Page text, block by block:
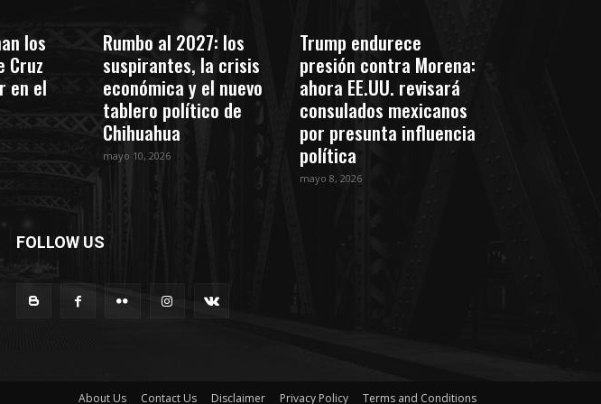
los
Cruz
en el
Rumbo al 2027: los
suspirantes, la crisis
económica y el nuevo
tablero político de
Chihuahua
mayo 10, 2026
Trump endurece
presión contra Morena:
ahora EE.UU. revisará
consulados mexicanos
por presunta influencia
política
mayo 8, 2026
FOLLOW US
About Us Contact Us Disclaimer Privacy Policy Terms and Conditions